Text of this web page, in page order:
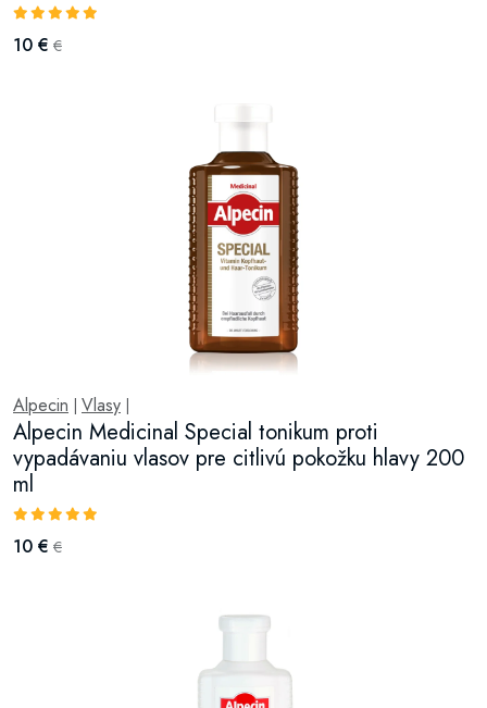
10 € €
Alpecin Vlasy
Alpecin Medicinal Special tonikum proti
vypadávaniu vlasov pre citlivú pokožku hlavy 200
ml
10 € €